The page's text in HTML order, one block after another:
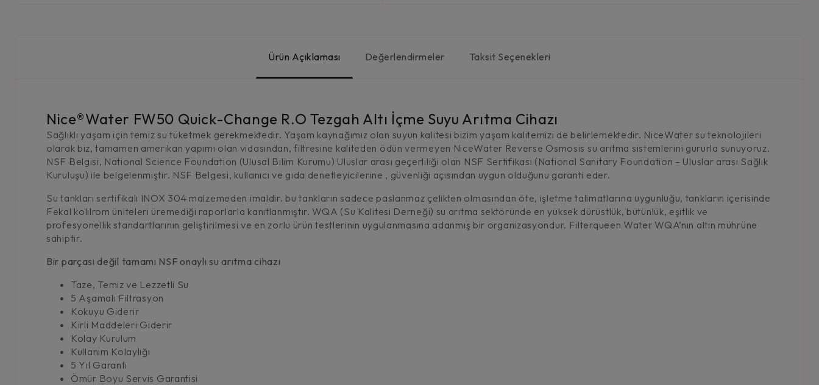
Ürün Açıklaması Değerlendirmeler Taksit Seçenekleri
Nice®Water FW50 Quick-Change R.O Tezgah Altı İçme Suyu Arıtma Cihazı
Sağlıklı yaşam için temiz su tüketmek gerekmektedir. Yaşam kaynağımız olan suyun kalitesi bizim yaşam kalitemizi de belirlemektedir. NiceWater su teknolojileri
olarak biz, tamamen amerikan yapımı olan vidasından, filtresine kaliteden ödün vermeyen NiceWater Reverse Osmosis su arıtma sistemlerini gururla sunuyoruz.
NSF Belgisi, National Science Foundation (Ulusal Bilim Kurumu) Uluslar arası geçerliliği olan NSF Sertifikası (National Sanitary Foundation – Uluslar arası Sağlık
Kuruluşu) ile belgelenmiştir. NSF Belgesi, kullanıcı ve gıda denetleyicilerine , güvenliği açısından uygun olduğunu garanti eder.
Su tankları sertifikalı INOX 304 malzemeden imaldir. bu tankların sadece paslanmaz çelikten olmasından öte, işletme talimatlarına uygunluğu, tankların içerisinde
Fekal kolilrom üniteleri üremediği raporlarla kanıtlanmıştır. WQA (Su Kalitesi Derneği) su arıtma sektöründe en yüksek dürüstlük, bütünlük, eşitlik ve
profesyonellik standartlarının geliştirilmesi ve en zorlu ürün testlerinin uygulanmasına adanmış bir organizasyondur. Filterqueen Water WQA’nın altın mührüne
sahiptir.
Bir parçası değil tamamı NSF onaylı su arıtma cihazı
Taze, Temiz ve Lezzetli Su
5 Aşamalı Filtrasyon
Kokuyu Giderir
Kirli Maddeleri Giderir
Kolay Kurulum
Kullanım Kolaylığı
5 Yıl Garanti
Ömür Boyu Servis Garantisi